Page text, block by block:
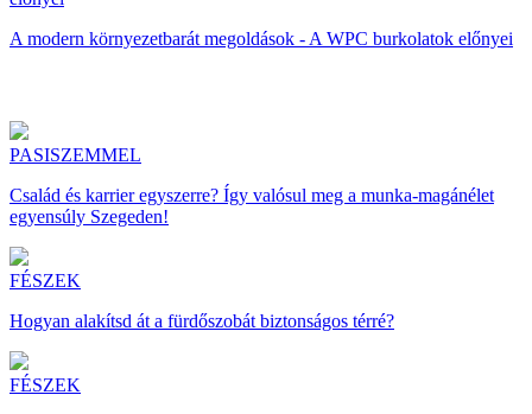
A modern környezetbarát megoldások - A WPC burkolatok előnyei
PASISZEMMEL
Család és karrier egyszerre? Így valósul meg a munka-magánélet
egyensúly Szegeden!
FÉSZEK
Hogyan alakítsd át a fürdőszobát biztonságos térré?
FÉSZEK